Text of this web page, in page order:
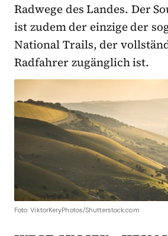
Radwege des Landes. Der
ist zudem der einzige der
National Trails, der
Radfahrer zugänglich ist.
Foto: ViktorKeryPhotos/Shutterstock.com